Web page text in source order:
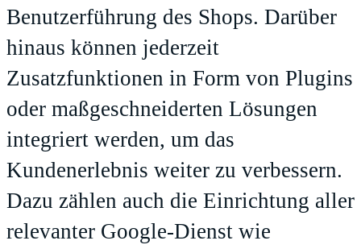
Benutzerführung des Shops. Darüber
hinaus können jederzeit
Zusatzfunktionen in Form von Plugins
oder maßgeschneiderten Lösungen
integriert werden, um das
Kundenerlebnis weiter zu verbessern.
Dazu zählen auch die Einrichtung aller
relevanter Google-Dienst wie